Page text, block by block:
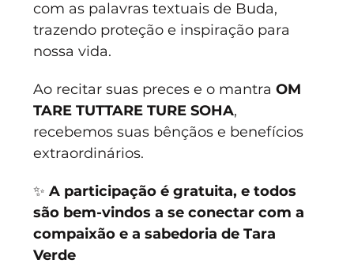
com as palavras textuais de Buda,
trazendo proteção e inspiração para
nossa vida.
Ao recitar suas preces e o mantra OM
TARE TUTTARE TURE SOHA,
recebemos suas bênçãos e benefícios
extraordinários.
✨ A participação é gratuita, e todos
são bem-vindos a se conectar com a
compaixão e a sabedoria de Tara
Verde